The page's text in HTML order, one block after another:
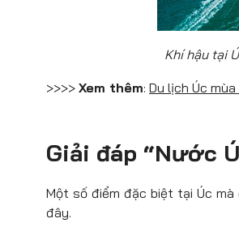
Khí hậu tại
>>>> Xem thêm: Du lịch Úc
Giải đáp “Nước
Một số điểm đặc biệt tại Úc
đây.